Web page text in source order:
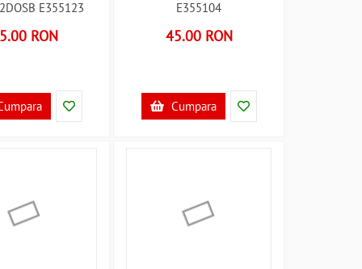
E355123
RON
E355104
45.00 RON
Cumpara